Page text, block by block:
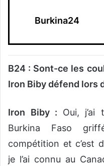
Burkina24
B24 : Sont-ce les
Iron Biby défend lors
Iron Biby : Oui, j’ai
Burkina Faso
compétition et c’est
je l’ai connu au